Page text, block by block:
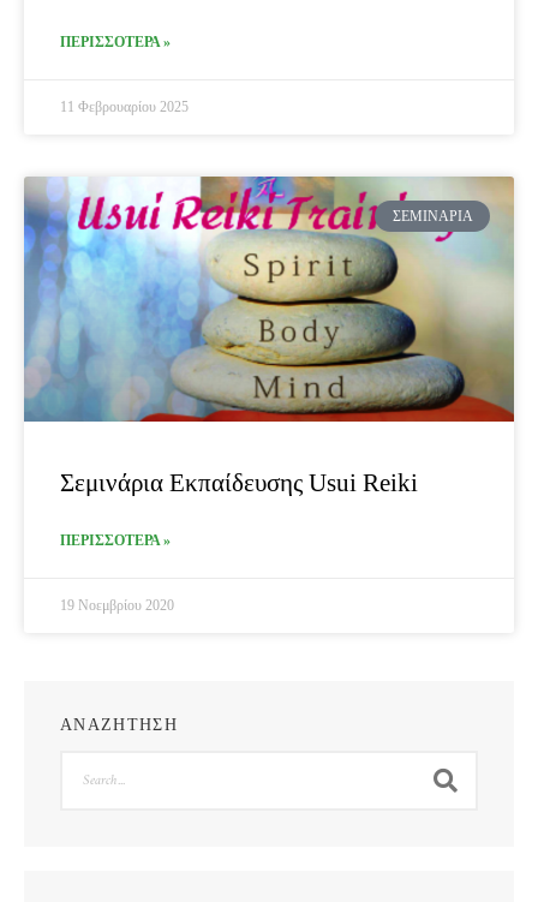
ΠΕΡΙΣΣΟΤΕΡΑ »
11 Φεβρουαρίου 2025
ΣΕΜΙΝΆΡΙΑ
Σεμινάρια Εκπαίδευσης Usui Reiki
ΠΕΡΙΣΣΟΤΕΡΑ »
19 Νοεμβρίου 2020
ΑΝΑΖΗΤΗΣΗ